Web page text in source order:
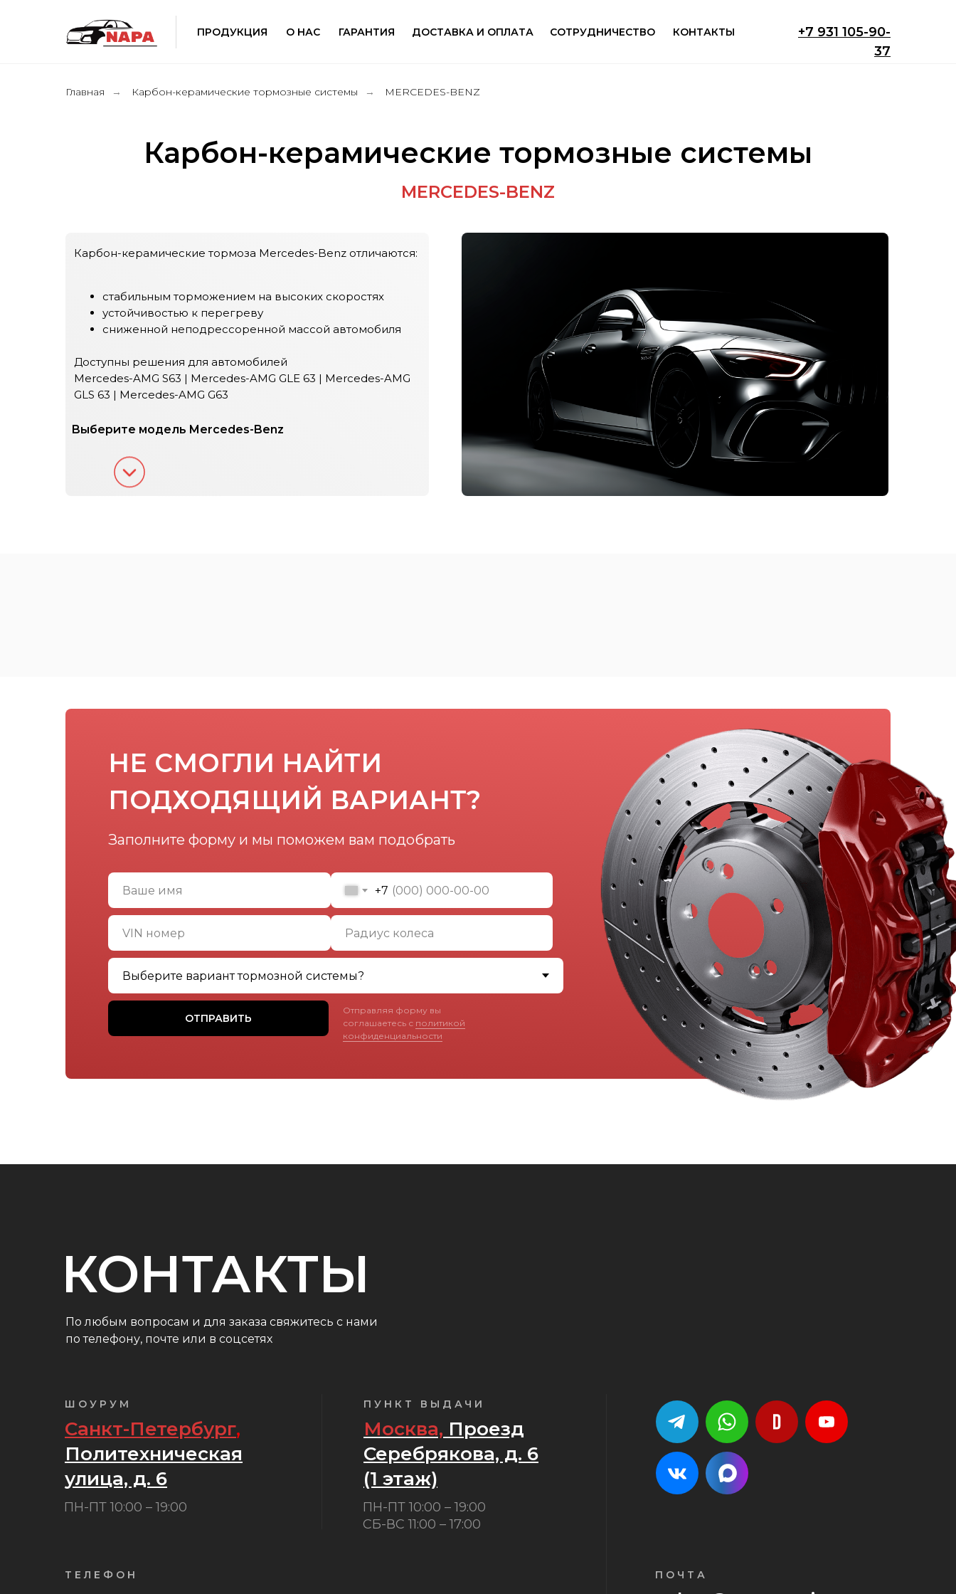
ПРОДУКЦИЯ ГАРАНТИЯ
О НАС КОНТАКТЫ
СОТРУДНИЧЕСТВО
ДОСТАВКА И ОПЛАТА
+7 931 105-90-
37
Главная → Карбон-керамические тормозные системы → MERCEDES-BENZ
Карбон-керамические тормозные системы
MERCEDES-BENZ
Карбон-керамические тормоза Mercedes-Benz отличаются:
стабильным торможением на высоких скоростях
устойчивостью к перегреву
сниженной неподрессоренной массой автомобиля
Доступны решения для автомобилей
Mercedes-AMG S63 | Mercedes-AMG GLE 63 | Mercedes-AMG
GLS 63 | Mercedes-AMG G63
Выберите модель Mercedes-Benz
НЕ СМОГЛИ НАЙТИ
ПОДХОДЯЩИЙ ВАРИАНТ?
Заполните форму и мы поможем вам подобрать
+7
ОТПРАВИТЬ
Отправляя форму вы
соглашаетесь с политикой
конфиденциальности
КОНТАКТЫ
По любым вопросам и для заказа свяжитесь с нами
по телефону, почте или в соцсетях
ТЕЛЕФОН ПОЧТА
Санкт-Петербург,
Политехническая
улица, д. 6
ШОУРУМ
Москва, Проезд
Серебрякова, д. 6
(1 этаж)
ПУНКТ ВЫДАЧИ
ПН-ПТ 10:00 – 19:00
ПН-ПТ 10:00 – 19:00
СБ-ВС 11:00 – 17:00